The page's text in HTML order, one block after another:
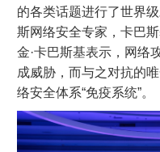
的各类话题进行了世界
斯网络安全专家，卡巴
金·卡巴斯基表示，网络
成威胁，而与之对抗的
络安全体系“免疫系统”。